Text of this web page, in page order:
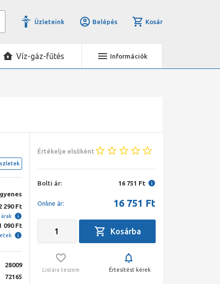
Üzleteink Belépés Kosár
Víz-gáz-fűtés Információk
290 Ft
090 Ft
28009
72165
Értékelje elsőként
Bolti ár: 16 751 Ft
Online ár: 16 751 Ft
Listára teszem Értesítést kérek